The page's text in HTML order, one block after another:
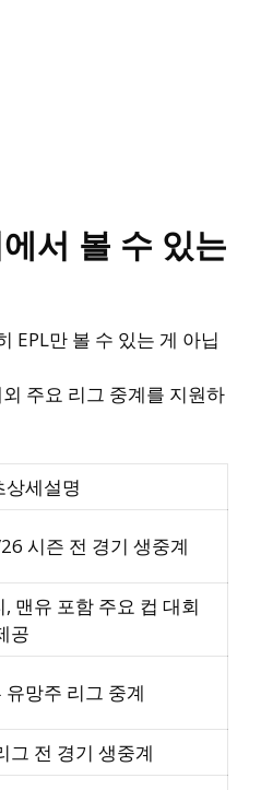
서 볼 수 있는
EPL만 볼 수 있는 게 아닙
주요 리그 중계를 지원하
상세설명
시즌 전 경기 생중계
, 맨유 포함 주요 컵 대회
공
유망주 리그 중계
그 전 경기 생중계